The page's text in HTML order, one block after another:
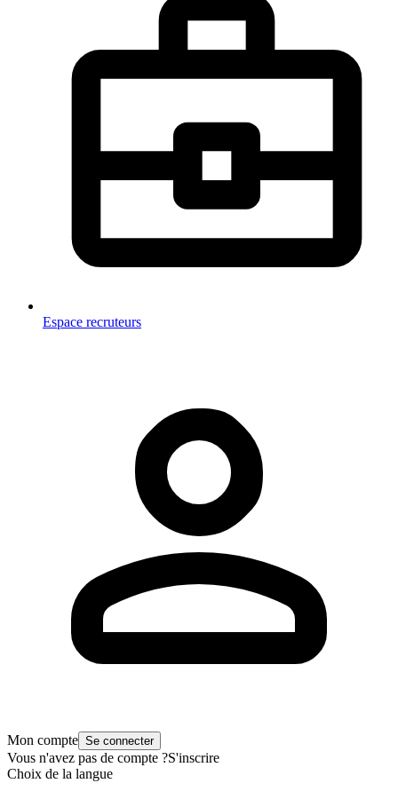
Espace recruteurs
Mon compte Se connecter
Vous n'avez pas de compte ?S'inscrire
Choix de la langue